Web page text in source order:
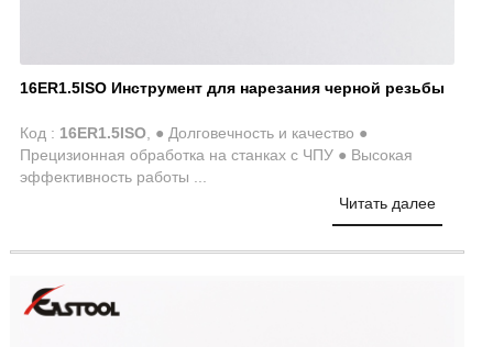
16ER1.5ISO Инструмент для нарезания черной резьбы
Код : 16ER1.5ISO, ● Долговечность и качество ●
Прецизионная обработка на станках с ЧПУ ● Высокая
эффективность работы ...
Читать далее